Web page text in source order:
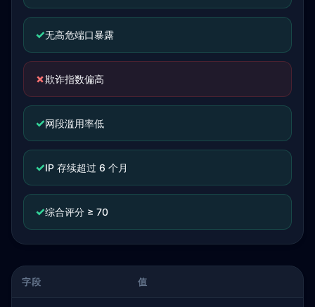
✓无高危端口暴露
✗欺诈指数偏高
✓网段滥用率低
✓IP 存续超过 6 个月
✓综合评分 ≥ 70
字段 值